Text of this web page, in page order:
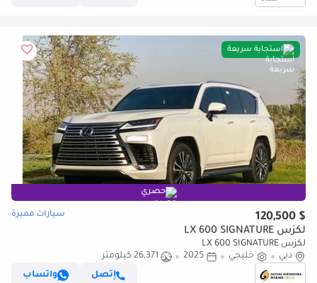
استجابة سريعة
حصري
$ 120,500 سيارات مميزة
لكزس LX 600 SIGNATURE
لكزس LX 600 SIGNATURE
دبي
خليجي 2025
26,371 كيلومتر
إتصل
واتساب